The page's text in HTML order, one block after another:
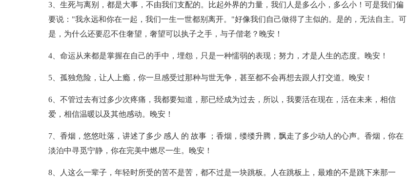
3、生死与离别，都是大事，不由我们支配的。比起外界的力量，我们人是多么小，多么小！可是我们偏
要说："我永远和你在一起，我们一生一世都别离开。"好像我们自己做得了主似的。是的，无法自主。可
是，为什么还要忍不住奢望，奢望可以执子之手，与子偕老？晚安！
4、命运从来都是掌握在自己的手中，埋怨，只是一种懦弱的表现；努力，才是人生的态度。晚安！
5、孤独危险，让人上瘾，你一旦感受过那种与世无争，甚至都不会再想去跟人打交道。晚安！
6、不管过去有过多少次疼痛，我都要知道，那已经成为过去，所以，我要活在现在，活在未来，相信
爱，相信温暖以及其他感动。晚安！
7、香烟，悠悠吐落，讲述了多少 感人 的 故事 ；香烟，缕缕升腾，飘走了多少动人的心声。香烟，你在
淡泊中寻觅宁静，你在完美中燃尽一生。晚安！
8、人这么一辈子，年轻时所受的苦不是苦，都不过是一块跳板。人在跳板上，最难的不是跳下来那一